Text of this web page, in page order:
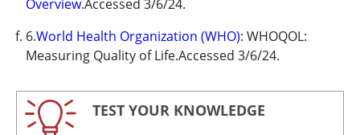
Overview.Accessed 3/6/24.
6.World Health Organization (WHO): WHOQOL:
Measuring Quality of Life.Accessed 3/6/24.
TEST YOUR KNOWLEDGE